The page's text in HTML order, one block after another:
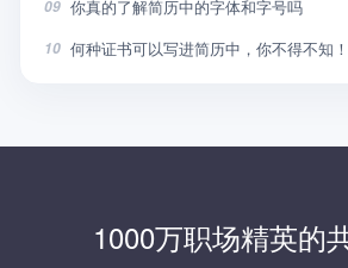
09 你真的了解简历中的字体和字号吗
10 何种证书可以写进简历中，你不得不知！
1000万职场精英的